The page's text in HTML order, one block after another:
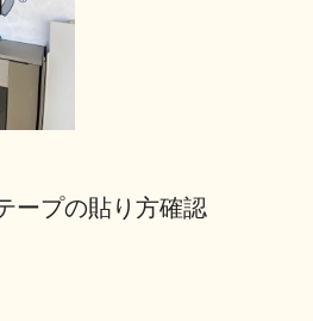
ープの貼り方確認